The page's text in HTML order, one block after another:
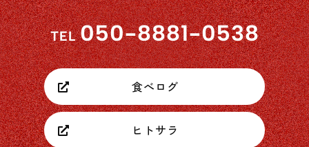
TEL050-8881-0538
食べログ
ヒトサラ